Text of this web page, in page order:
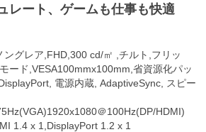
レート、ゲームも仕事も快適
ングレア,FHD,300 cd/㎡ ,チルト,フリッ
ード,VESA100mmx100mm,省資源化パッ
電源内蔵, AdaptiveSync, スピー
＠100Hz(DP/HDMI)
1.4 x 1,DisplayPort 1.2 x 1